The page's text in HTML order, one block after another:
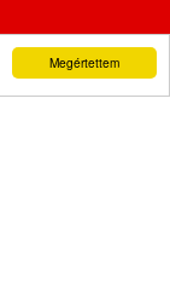
Megértettem